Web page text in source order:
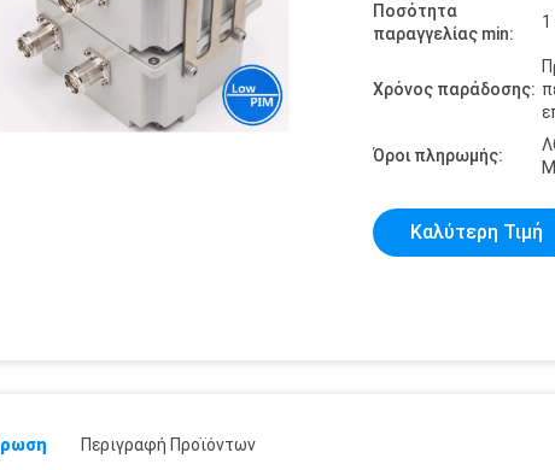
Ποσότητα
παραγγελίας min:
1
Χρόνος παράδοσης:
Όροι πληρωμής:
Καλύτερη Τιμή
Περιγραφή Προϊόντων